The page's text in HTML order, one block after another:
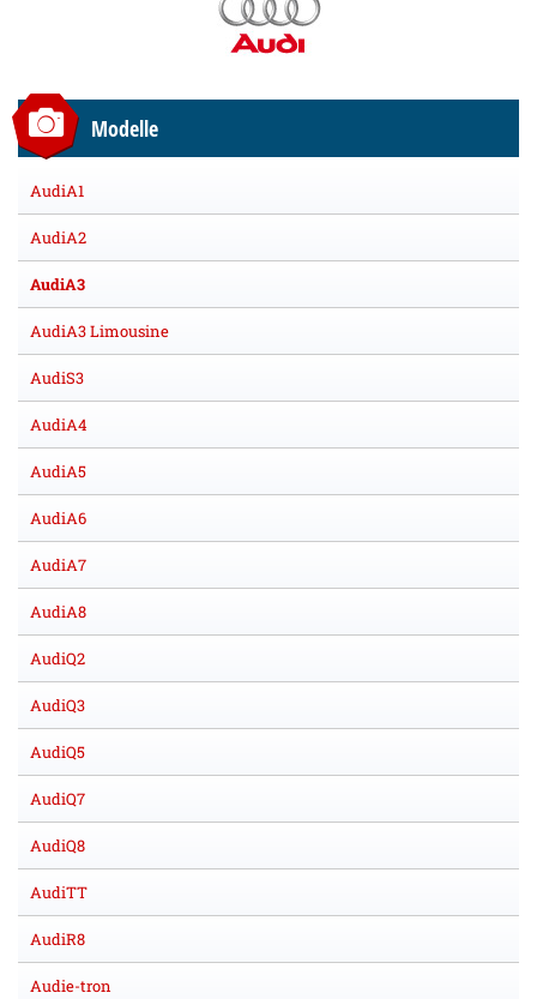
Modelle
AudiA1
AudiA2
AudiA3
AudiA3 Limousine
AudiS3
AudiA4
AudiA5
AudiA6
AudiA7
AudiA8
AudiQ2
AudiQ3
AudiQ5
AudiQ7
AudiQ8
AudiTT
AudiR8
Audie-tron